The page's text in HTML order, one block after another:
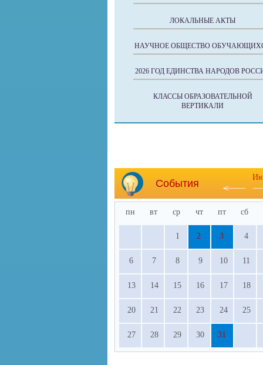
ЛОКАЛЬНЫЕ АКТЫ
НАУЧНОЕ ОБЩЕСТВО
2026 ГОД ЕДИНСТВА НАРОДОВ
КЛАССЫ ОБРАЗОВАТЕЛЬНОЙ
ВЕРТИКАЛИ
События
пн вт ср чт пт сб
1 2 3 4
6 7 8 9 10 11
13 14 15 16 17 18
20 21 22 23 24 25
27 28 29 30 31